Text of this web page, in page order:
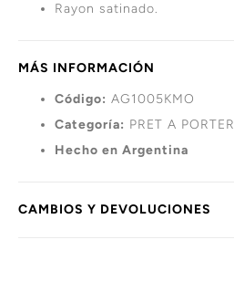
Rayon satinado.
MÁS INFORMACIÓN
Código: AG1005KMO
Categoría: PRET A PORTER
Hecho en Argentina
CAMBIOS Y DEVOLUCIONES